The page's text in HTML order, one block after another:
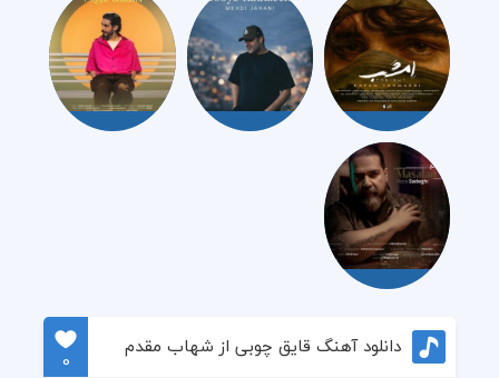
دانلود آهنگ قایق چوبی از شهاب مقدم
0